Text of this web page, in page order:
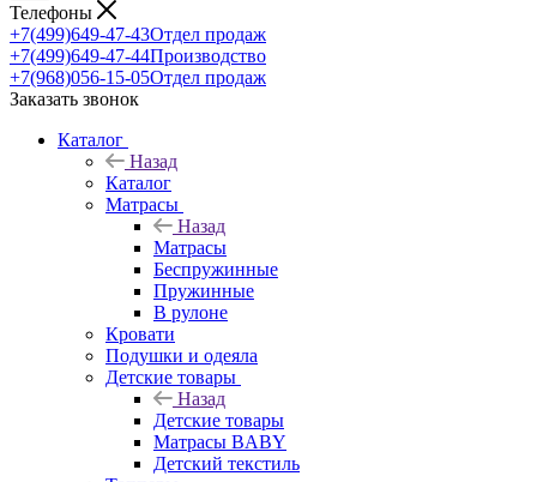
Телефоны
+7(499)649-47-43Отдел продаж
+7(499)649-47-44Производство
+7(968)056-15-05Отдел продаж
Заказать звонок
Каталог
Назад
Каталог
Матрасы
Назад
Матрасы
Беспружинные
Пружинные
В рулоне
Кровати
Подушки и одеяла
Детские товары
Назад
Детские товары
Матрасы BABY
Детский текстиль